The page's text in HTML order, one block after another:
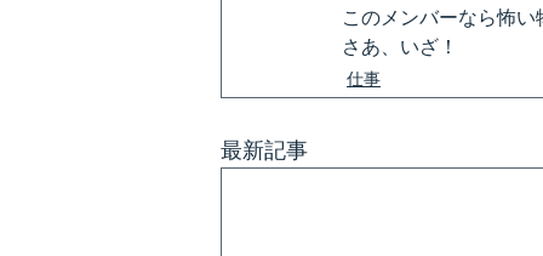
このメンバーなら怖い
さあ、いざ！
仕事
最新記事